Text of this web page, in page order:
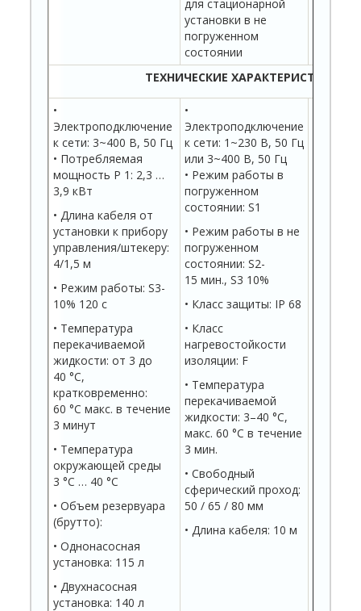
для стационарной
установки в не
погруженном
состоянии
ТЕХНИЧЕСКИЕ ХАРАКТЕРИСТИКИ
•
Электроподключение
к сети: 3~400 В, 50 Гц
• Потребляемая
мощность P 1: 2,3 …
3,9 кВт
• Длина кабеля от
установки к прибору
управления/штекеру:
4/1,5 м
• Режим работы: S3-
10% 120 с
• Температура
перекачиваемой
жидкости: от 3 до
40 °C,
кратковременно:
60 °C макс. в течение
3 минут
• Температура
окружающей среды
3 °C … 40 °C
• Объем резервуара
(брутто):
• Однонасосная
установка: 115 л
• Двухнасосная
установка: 140 л
•
Электроподключение
к сети: 1~230 В, 50 Гц
или 3~400 В, 50 Гц
• Режим работы в
погруженном
состоянии: S1
• Режим работы в не
погруженном
состоянии: S2-
15 мин., S3 10%
• Класс защиты: IP 68
• Класс
нагревостойкости
изоляции: F
• Температура
перекачиваемой
жидкости: 3–40 °C,
макс. 60 °C в течение
3 мин.
• Свободный
сферический проход:
50 / 65 / 80 мм
• Длина кабеля: 10 м